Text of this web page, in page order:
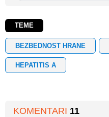
TEME
BEZBEDNOST HRANE
HEPATITIS A
KOMENTARI 11